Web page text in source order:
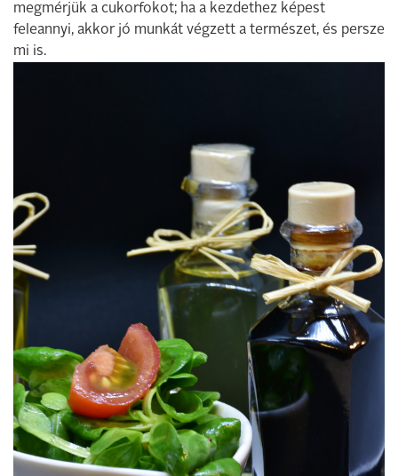
megmérjük a cukorfokot; ha a kezdethez képest
feleannyi, akkor jó munkát végzett a természet, és persze
mi is.